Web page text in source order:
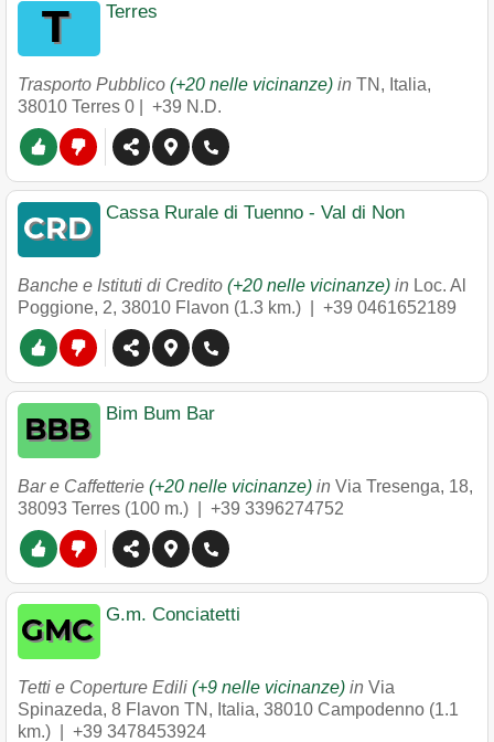
Terres
Trasporto Pubblico (+20 nelle vicinanze) in TN, Italia,
38010 Terres 0 | +39 N.D.
Cassa Rurale di Tuenno - Val di Non
Banche e Istituti di Credito (+20 nelle vicinanze) in Loc. Al
Poggione, 2, 38010 Flavon (1.3 km.) | +39 0461652189
Bim Bum Bar
Bar e Caffetterie (+20 nelle vicinanze) in Via Tresenga, 18,
38093 Terres (100 m.) | +39 3396274752
G.m. Conciatetti
Tetti e Coperture Edili (+9 nelle vicinanze) in Via
Spinazeda, 8 Flavon TN, Italia, 38010 Campodenno (1.1
km.) | +39 3478453924